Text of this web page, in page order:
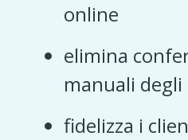
online
elimina
manuali
fidelizza i